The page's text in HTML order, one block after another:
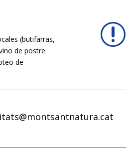
(butifarras,
de postre
de
r